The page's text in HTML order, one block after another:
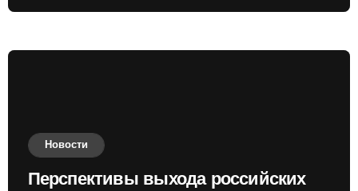
Новости
Перспективы выхода российских